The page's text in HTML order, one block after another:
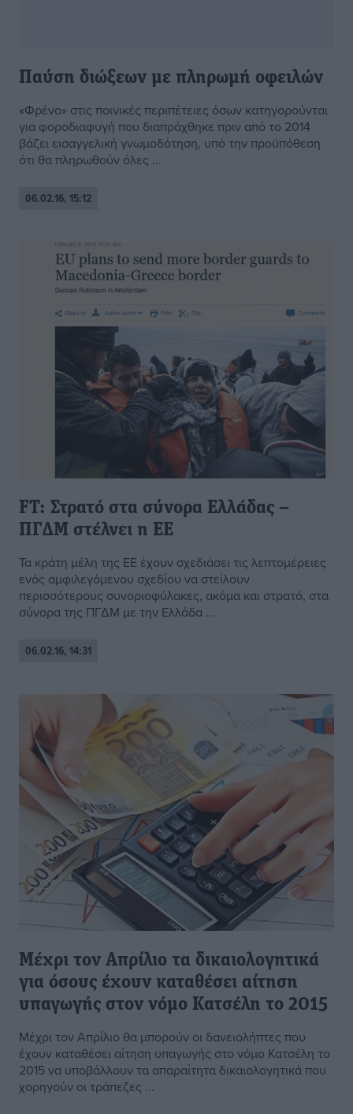
Παύση διώξεων με πληρωμή οφειλών
«Φρένο» στις ποινικές περιπέτειες όσων κατηγορούνται
για φοροδιαφυγή που διαπράχθηκε πριν από το 2014
βάζει εισαγγελική γνωμοδότηση, υπό την προϋπόθεση
ότι θα πληρωθούν όλες ...
06.02.16, 15:12
FT: Στρατό στα σύνορα Ελλάδας –
ΠΓΔΜ στέλνει η ΕΕ
Τα κράτη μέλη της ΕΕ έχουν σχεδιάσει τις λεπτομέρειες
ενός αμφιλεγόμενου σχεδίου να στείλουν
περισσότερους συνοριοφύλακες, ακόμα και στρατό, στα
σύνορα της ΠΓΔΜ με την Ελλάδα ...
06.02.16, 14:31
Μέχρι τον Απρίλιο τα δικαιολογητικά
για όσους έχουν καταθέσει αίτηση
υπαγωγής στον νόμο Κατσέλη το 2015
Μέχρι τον Απρίλιο θα μπορούν οι δανειολήπτες που
έχουν καταθέσει αίτηση υπαγωγής στο νόμο Κατσέλη το
2015 να υποβάλλουν τα απαραίτητα δικαιολογητικά που
χορηγούν οι τράπεζες ...